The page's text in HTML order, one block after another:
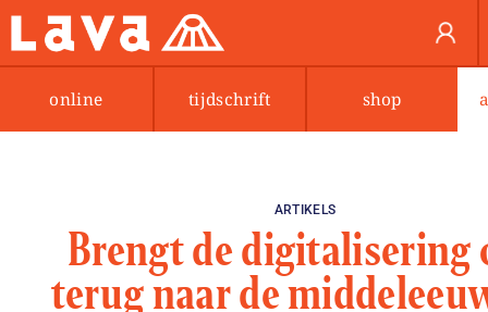
online tijdschrift shop
ARTIKELS
Brengt de digitalisering
terug naar de